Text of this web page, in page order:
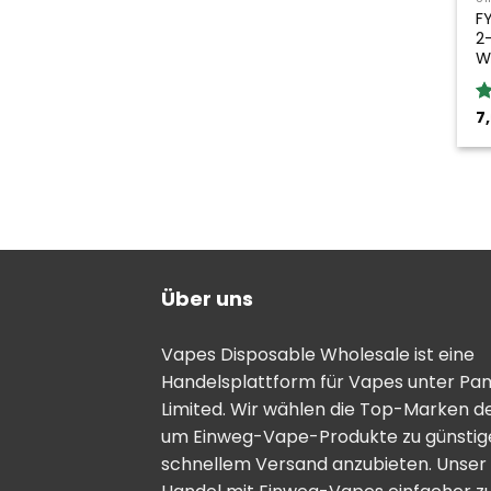
Über uns
Vapes Disposable Wholesale ist eine
Handelsplattform für Vapes unter
Limited. Wir wählen die Top-Marken
um Einweg-Vape-Produkte zu
schnellem Versand anzubieten. Unser